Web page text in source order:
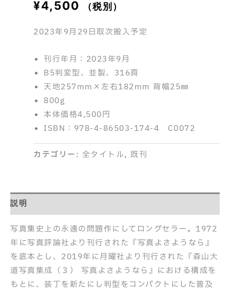
¥4,500 （税別）
2023年9月29日取次搬入予定
刊行年月：2023年9月
B5判変型、並製、316頁
天地257mm×左右182mm 背幅25㎜
800g
本体価格4,500円
ISBN：978-4-86503-174-4 C0072
カテゴリー: 全タイトル, 既刊
説明
写真集史上の永遠の問題作にしてロングセラー。1972
年に写真評論社より刊行された『写真よさようなら』
を底本とし、2019年に月曜社より刊行された 『森山大
道写真集成（３） 写真よさようなら』 における構成を
もとに、装丁を新たにし判型をコンパクトにした普及